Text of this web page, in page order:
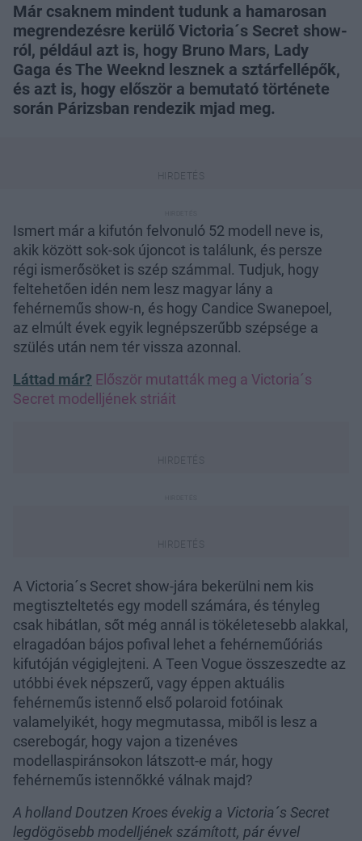
Már csaknem mindent tudunk a hamarosan
megrendezésre kerülő Victoria´s Secret show-
ról, például azt is, hogy Bruno Mars, Lady
Gaga és The Weeknd lesznek a sztárfellépők,
és azt is, hogy először a bemutató története
során Párizsban rendezik mjad meg.
Ismert már a kifutón felvonuló 52 modell neve is,
akik között sok-sok újoncot is találunk, és persze
régi ismerősöket is szép számmal. Tudjuk, hogy
feltehetően idén nem lesz magyar lány a
fehérneműs show-n, és hogy Candice Swanepoel,
az elmúlt évek egyik legnépszerűbb szépsége a
szülés után nem tér vissza azonnal.
Láttad már? Először mutatták meg a Victoria´s
Secret modelljének striáit
A Victoria´s Secret show-jára bekerülni nem kis
megtiszteltetés egy modell számára, és tényleg
csak hibátlan, sőt még annál is tökéletesebb alakkal,
elragadóan bájos pofival lehet a fehérneműóriás
kifutóján végiglejteni. A Teen Vogue összeszedte az
utóbbi évek népszerű, vagy éppen aktuális
fehérneműs istennő első polaroid fotóinak
valamelyikét, hogy megmutassa, miből is lesz a
cserebogár, hogy vajon a tizenéves
modellaspiránsokon látszott-e már, hogy
fehérneműs istennőkké válnak majd?
A holland Doutzen Kroes évekig a Victoria´s Secret
legdögösebb modelljének számított, pár évvel